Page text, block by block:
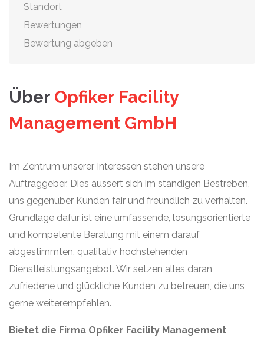
Standort
Bewertungen
Bewertung abgeben
Über Opfiker Facility
Management GmbH
Im Zentrum unserer Interessen stehen unsere
Auftraggeber. Dies äussert sich im ständigen Bestreben,
uns gegenüber Kunden fair und freundlich zu verhalten.
Grundlage dafür ist eine umfassende, lösungsorientierte
und kompetente Beratung mit einem darauf
abgestimmten, qualitativ hochstehenden
Dienstleistungsangebot. Wir setzen alles daran,
zufriedene und glückliche Kunden zu betreuen, die uns
gerne weiterempfehlen.
Bietet die Firma Opfiker Facility Management